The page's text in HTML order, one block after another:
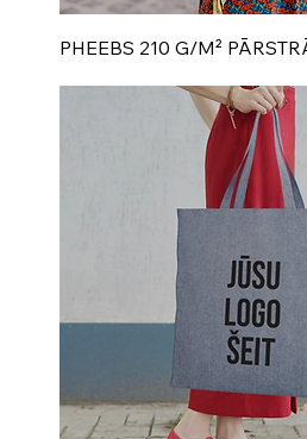
PHEEBS 210 G/M²